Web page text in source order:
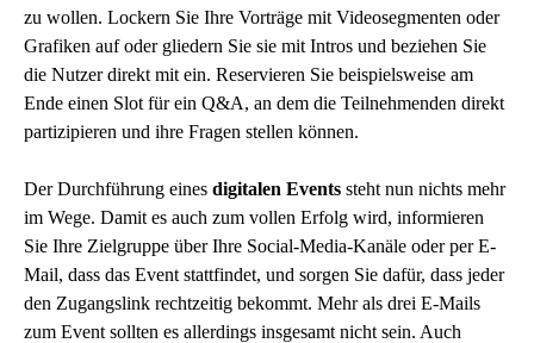
zu wollen. Lockern Sie Ihre Vorträge mit Videosegmenten oder
Grafiken auf oder gliedern Sie sie mit Intros und beziehen Sie
die Nutzer direkt mit ein. Reservieren Sie beispielsweise am
Ende einen Slot für ein Q&A, an dem die Teilnehmenden direkt
partizipieren und ihre Fragen stellen können.
Der Durchführung eines digitalen Events steht nun nichts mehr
im Wege. Damit es auch zum vollen Erfolg wird, informieren
Sie Ihre Zielgruppe über Ihre Social-Media-Kanäle oder per E-
Mail, dass das Event stattfindet, und sorgen Sie dafür, dass jeder
den Zugangslink rechtzeitig bekommt. Mehr als drei E-Mails
zum Event sollten es allerdings insgesamt nicht sein. Auch